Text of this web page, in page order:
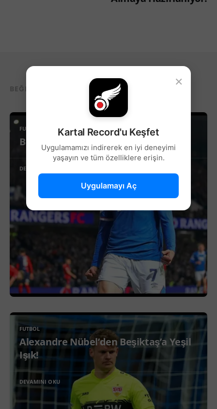
BEĞENEBILECEĞIN DIĞER YAZILAR...
FUTBOL
Beşiktaş’ta Sağ Kanat İçin Yeni Aday!
DEVAMINI OKU
FUTBOL
Alexandre Nübel’den Beşiktaş’a Yeşil
Işık!
DEVAMINI OKU
×
Kartal Record'u Keşfet
Uygulamamızı indirerek en iyi deneyimi
yaşayın ve tüm özelliklere erişin.
Uygulamayı Aç